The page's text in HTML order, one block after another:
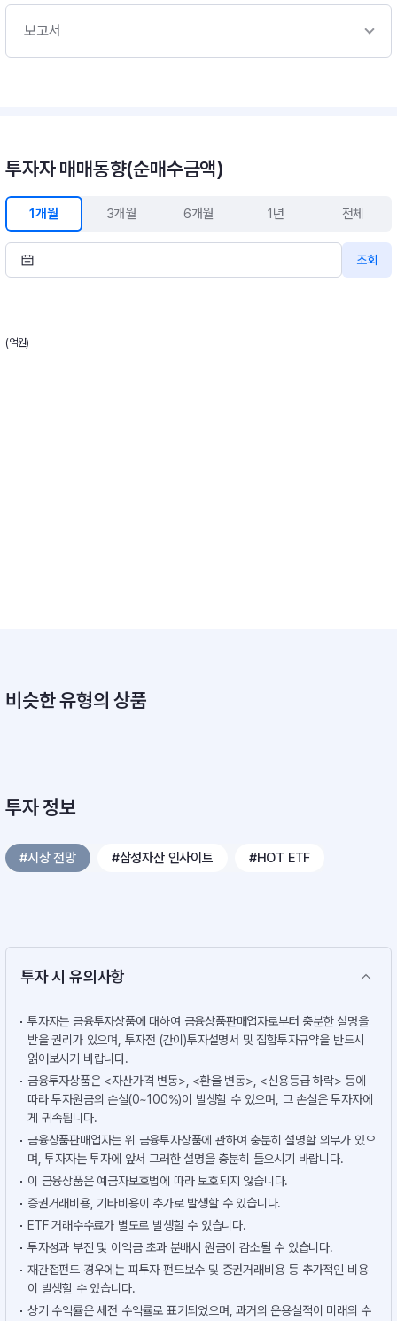
보고서
투자자 매매동향(순매수금액)
1개월 3개월 6개월 1년 전체
조회
비슷한 유형의 상품
투자 정보
#시장 전망 #삼성자산 인사이트 #HOT ETF
투자 시 유의사항
투자자는 금융투자상품에 대하여 금융상품판매업자로부터 충분한 설명을
받을 권리가 있으며, 투자전 (간이)투자설명서 및 집합투자규약을 반드시
읽어보시기 바랍니다.
금융투자상품은 <자산가격 변동>, <환율 변동>, <신용등급 하락> 등에
따라 투자원금의 손실(0~100%)이 발생할 수 있으며, 그 손실은 투자자에
게 귀속됩니다.
금융상품판매업자는 위 금융투자상품에 관하여 충분히 설명할 의무가 있으
며, 투자자는 투자에 앞서 그러한 설명을 충분히 들으시기 바랍니다.
이 금융상품은 예금자보호법에 따라 보호되지 않습니다.
증권거래비용, 기타비용이 추가로 발생할 수 있습니다.
ETF 거래수수료가 별도로 발생할 수 있습니다.
투자성과 부진 및 이익금 초과 분배시 원금이 감소될 수 있습니다.
재간접펀드 경우에는 피투자 펀드보수 및 증권거래비용 등 추가적인 비용
이 발생할 수 있습니다.
상기 수익률은 세전 수익률로 표기되었으며, 과거의 운용실적이 미래의 수